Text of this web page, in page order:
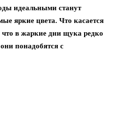
идеальными станут
яркие цвета. Что касается
что в жаркие дни щука редко
понадобятся с